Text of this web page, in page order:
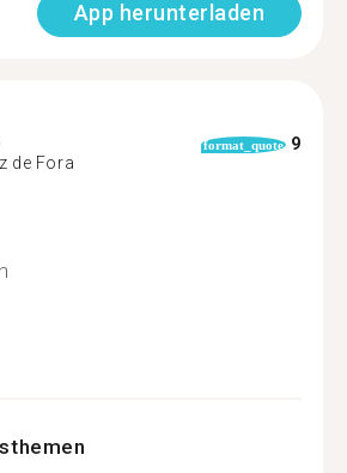
App herunterladen
de Fora
format_quote 9